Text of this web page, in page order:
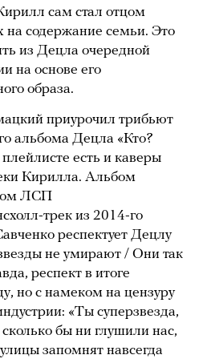
сам стал отцом
на содержание семьи. Это
из Децла очередной
на основе его
образа.
приурочил трибьют
альбома Децла «Кто?
есть и каверы
Кирилла. Альбом
ЛСП
трек из 2014-го
респектует Децлу
не умирают / Они так
респект в итоге
но с намеком на цензуру
«Ты суперзвезда,
бы ни глушили нас,
запомнят навсегда